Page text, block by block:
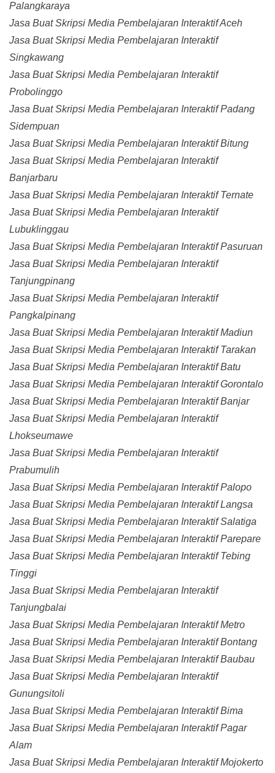
Palangkaraya
Jasa Buat Skripsi Media Pembelajaran Interaktif Aceh
Jasa Buat Skripsi Media Pembelajaran Interaktif
Singkawang
Jasa Buat Skripsi Media Pembelajaran Interaktif
Probolinggo
Jasa Buat Skripsi Media Pembelajaran Interaktif Padang
Sidempuan
Jasa Buat Skripsi Media Pembelajaran Interaktif Bitung
Jasa Buat Skripsi Media Pembelajaran Interaktif
Banjarbaru
Jasa Buat Skripsi Media Pembelajaran Interaktif Ternate
Jasa Buat Skripsi Media Pembelajaran Interaktif
Lubuklinggau
Jasa Buat Skripsi Media Pembelajaran Interaktif Pasuruan
Jasa Buat Skripsi Media Pembelajaran Interaktif
Tanjungpinang
Jasa Buat Skripsi Media Pembelajaran Interaktif
Pangkalpinang
Jasa Buat Skripsi Media Pembelajaran Interaktif Madiun
Jasa Buat Skripsi Media Pembelajaran Interaktif Tarakan
Jasa Buat Skripsi Media Pembelajaran Interaktif Batu
Jasa Buat Skripsi Media Pembelajaran Interaktif Gorontalo
Jasa Buat Skripsi Media Pembelajaran Interaktif Banjar
Jasa Buat Skripsi Media Pembelajaran Interaktif
Lhokseumawe
Jasa Buat Skripsi Media Pembelajaran Interaktif
Prabumulih
Jasa Buat Skripsi Media Pembelajaran Interaktif Palopo
Jasa Buat Skripsi Media Pembelajaran Interaktif Langsa
Jasa Buat Skripsi Media Pembelajaran Interaktif Salatiga
Jasa Buat Skripsi Media Pembelajaran Interaktif Parepare
Jasa Buat Skripsi Media Pembelajaran Interaktif Tebing
Tinggi
Jasa Buat Skripsi Media Pembelajaran Interaktif
Tanjungbalai
Jasa Buat Skripsi Media Pembelajaran Interaktif Metro
Jasa Buat Skripsi Media Pembelajaran Interaktif Bontang
Jasa Buat Skripsi Media Pembelajaran Interaktif Baubau
Jasa Buat Skripsi Media Pembelajaran Interaktif
Gunungsitoli
Jasa Buat Skripsi Media Pembelajaran Interaktif Bima
Jasa Buat Skripsi Media Pembelajaran Interaktif Pagar
Alam
Jasa Buat Skripsi Media Pembelajaran Interaktif Mojokerto